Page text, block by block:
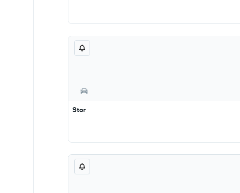
Stor